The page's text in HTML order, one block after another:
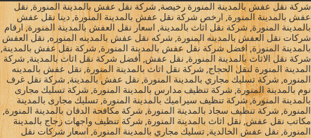
شركة نقل عفش بالمدينة المنورة رخيصة, شركة نقل عفش بالمدينة المنورة, نقل
عفش بالمدينة المنورة, ارخص شركة نقل عفش بالمدينة المنورة, دينا نقل عفش
بالمدينة المنورة, شركة نقل اثاث بالمدينة, اسعار نقل العفش بالمدينة المنورة, ارقام
شركات نقل العفش بالمدينه المنورة, شركه نقل عفش بالمدينه المنوره, نقل العفش
بالمدينة المنورة, افضل شركة نقل عفش بالمدينة المنورة, شركة نقل عفش بالمدينة,
شركة نقل الاثاث بالمدينة المنورة, نقل عفش, أفضل شركة نقل اثاث بالمدينة, شركة
المدينة المنورة لنقل الحجاج, شركة نقل اثاث بالمدينة المنورة, نقل عفش بالمدينه
المنوره, شركة تسليك مجاري بالمدينة المنورة, نقل عفش بالمدينة, شركة نقل غرف
نوم بالمدينة المنورة, شركة تنظيف مدارس بالمدينة المنورة, شركة تسليك مجارى
بالمدينة المنورة, شركة تنظيف سيراميك بالمدينة المنورة, تسليك مجارى بالمدينة
المنورة, شركة تنظيف سجاد بالمدينة المنورة, شركة مكافحة الدفان بالمدينة المنورة,
مكاتب نقل عفش, نقل اثاث بالمدينة المنورة, شركة تنظيف واجهات زجاج بالمدينة
المنورة, نقل عفش الخالدية, تسليك مجاري بالمدينة المنورة, اسعار شركات نقل